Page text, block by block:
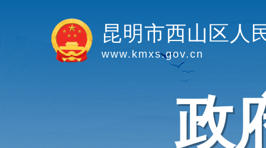
昆明市西山区人
www.kmxs.gov.cn
政